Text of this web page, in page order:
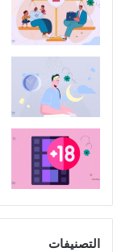
التصنيفات